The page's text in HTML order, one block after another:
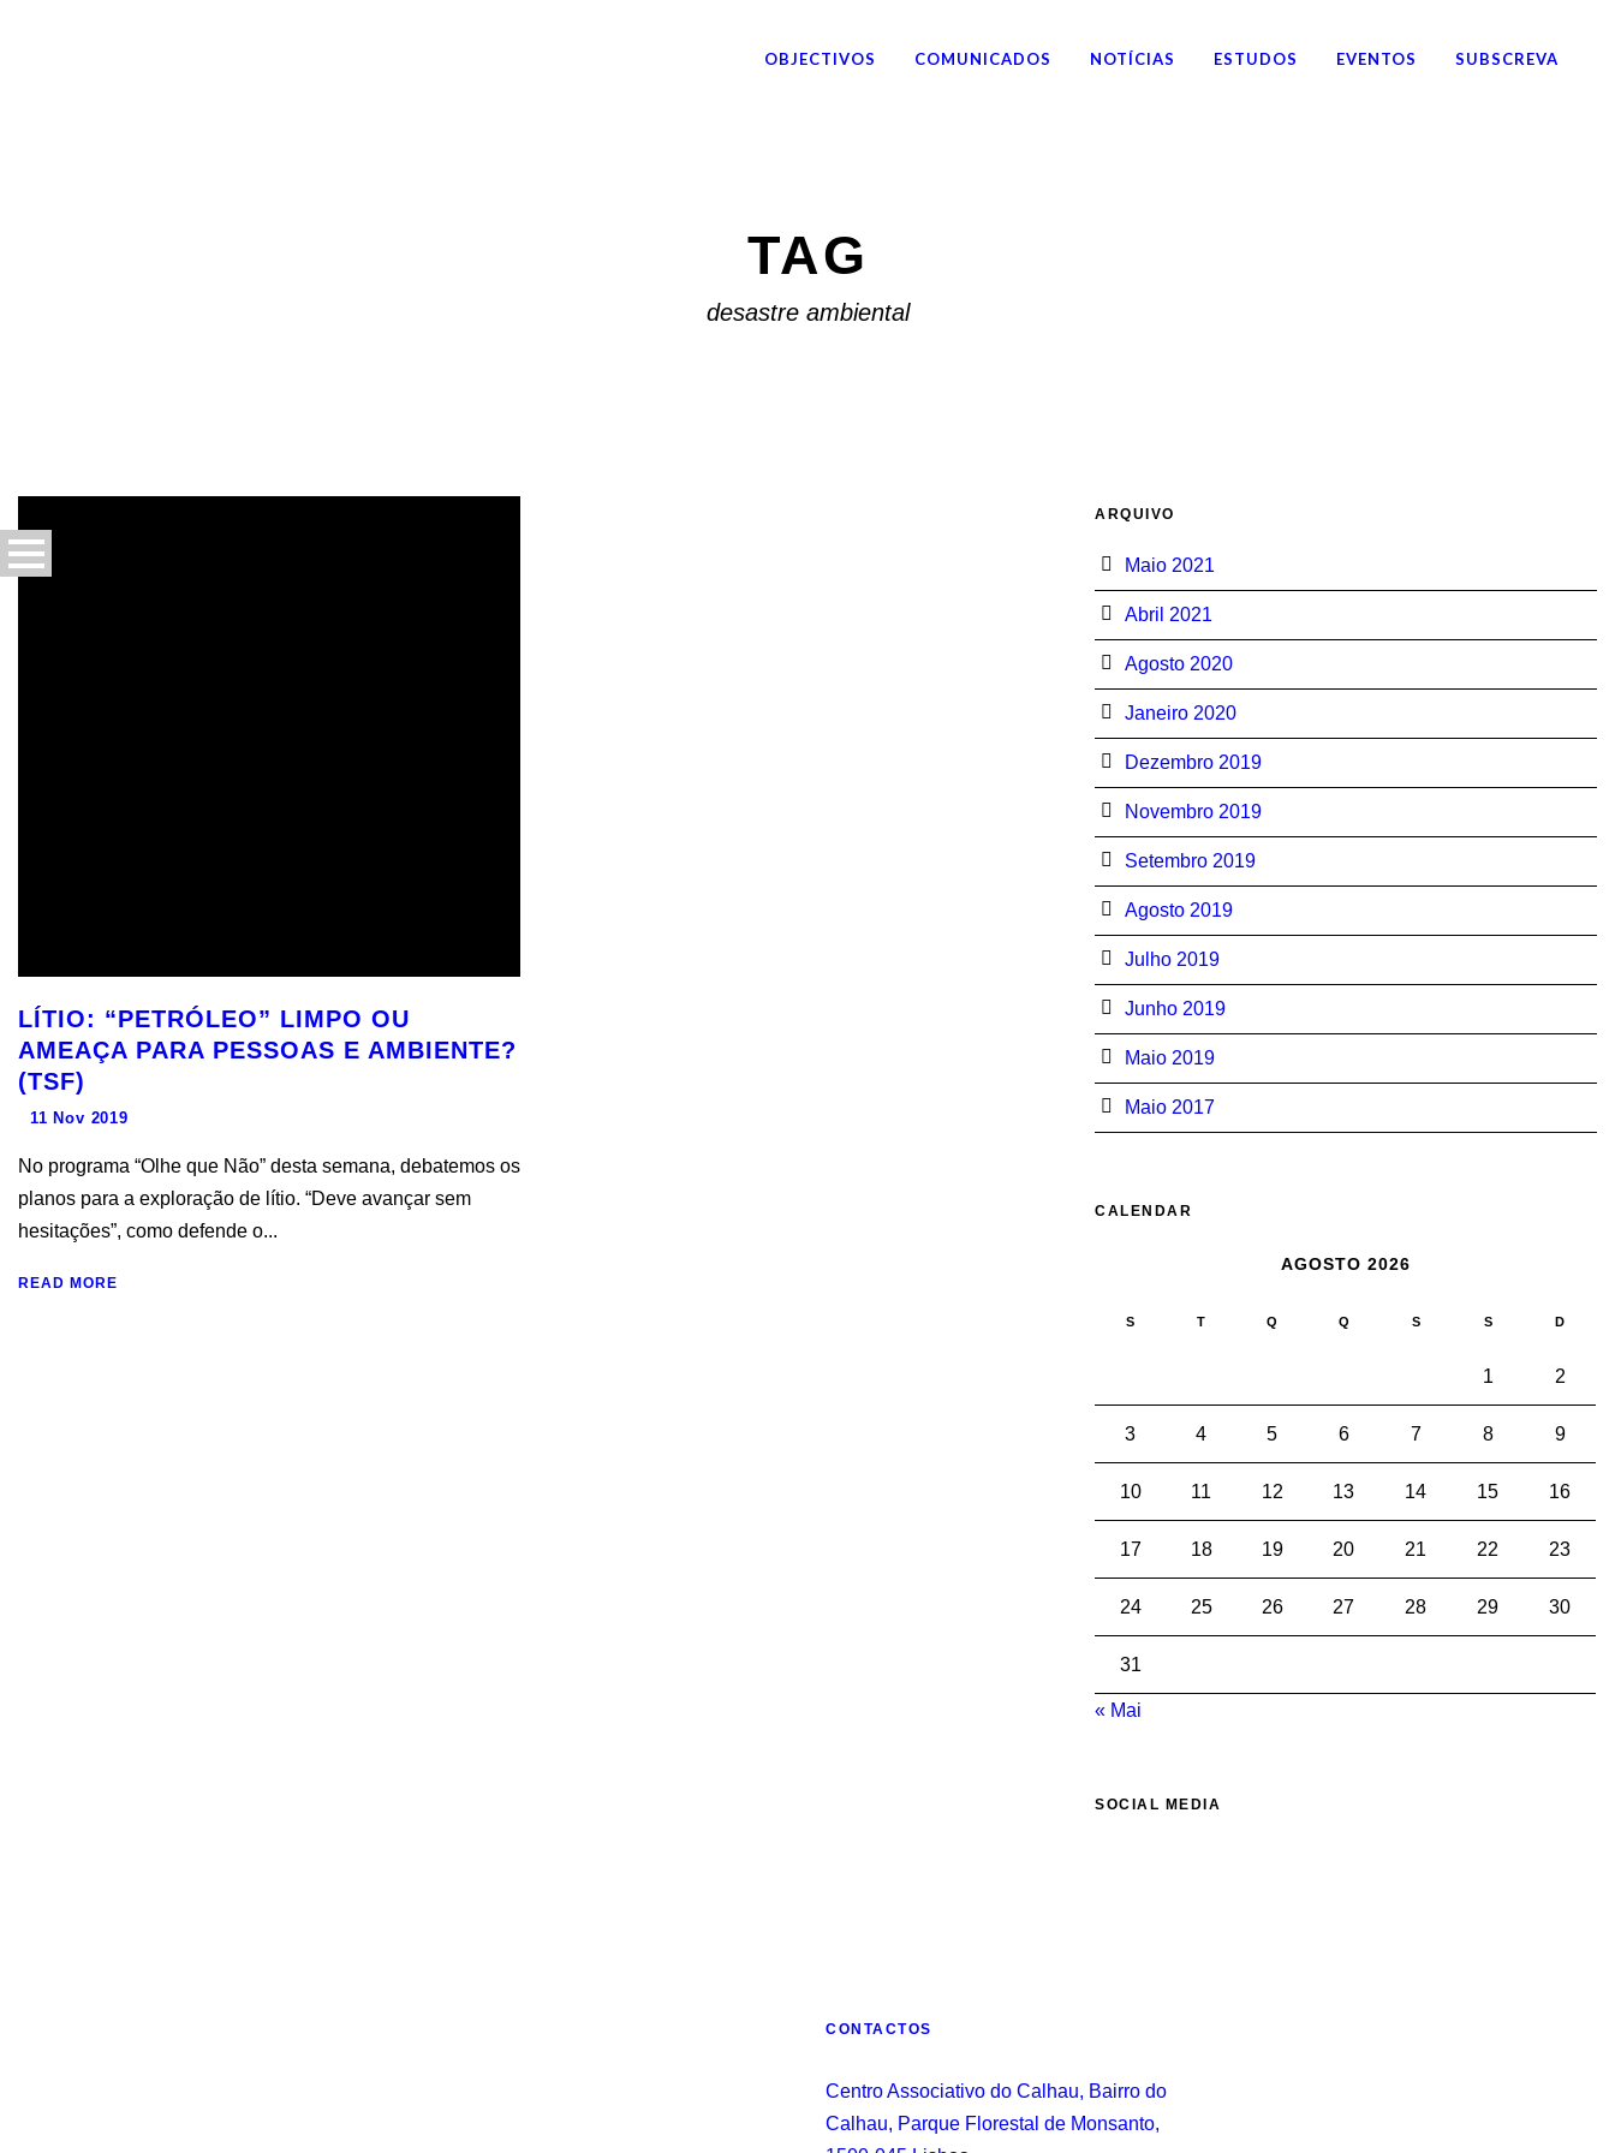
OBJECTIVOS COMUNICADOS NOTÍCIAS ESTUDOS EVENTOS SUBSCREVA
TAG
desastre ambiental
LÍTIO: “PETRÓLEO” LIMPO OU
AMEAÇA PARA PESSOAS E AMBIENTE?
(TSF)
11 Nov 2019
No programa “Olhe que Não” desta semana, debatemos os
planos para a exploração de lítio. “Deve avançar sem
hesitações”, como defende o...
READ MORE
ARQUIVO
Maio 2021
Abril 2021
Agosto 2020
Janeiro 2020
Dezembro 2019
Novembro 2019
Setembro 2019
Agosto 2019
Julho 2019
Junho 2019
Maio 2019
Maio 2017
CALENDAR
AGOSTO 2026
S T Q Q S S D
1 2
3 4 5 6 7 8 9
10 11 12 13 14 15 16
17 18 19 20 21 22 23
24 25 26 27 28 29 30
31
« Mai
SOCIAL MEDIA
CONTACTOS
Centro Associativo do Calhau, Bairro do
Calhau, Parque Florestal de Monsanto,